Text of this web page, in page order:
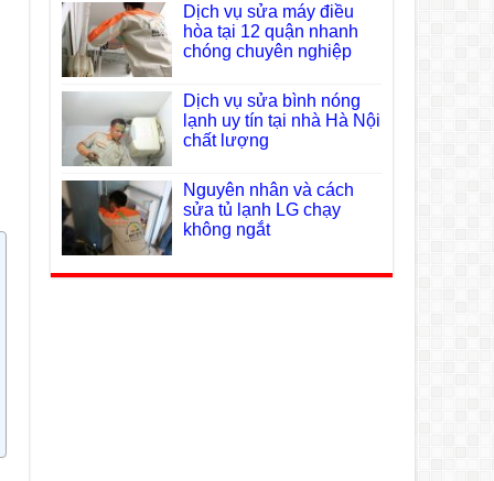
Dịch vụ sửa máy điều
hòa tại 12 quận nhanh
chóng chuyên nghiệp
Dịch vụ sửa bình nóng
lạnh uy tín tại nhà Hà Nội
chất lượng
Nguyên nhân và cách
sửa tủ lạnh LG chạy
không ngắt